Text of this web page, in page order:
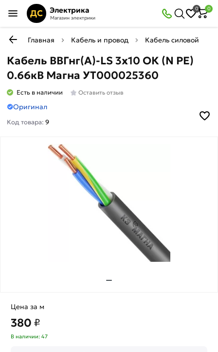
ДС Электрика
Магазин электрики
0 0
Главная Кабель и провод Кабель силовой
Кабель ВВГнг(А)-LS 3х10 ОК (N PE)
0.66кВ Магна УТ000025360
Есть в наличии Оставить отзыв
Оригинал
Код товара:9
Цена за м
380 ₽
В наличии: 47